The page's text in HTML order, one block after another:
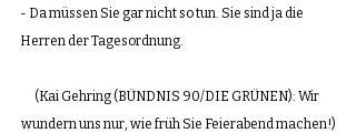
- Da müssen Sie gar nicht so tun. Sie sind ja die
Herren der Tagesordnung.
(Kai Gehring (BÜNDNIS 90/DIE GRÜNEN): Wir
wundern uns nur, wie früh Sie Feierabend machen!)